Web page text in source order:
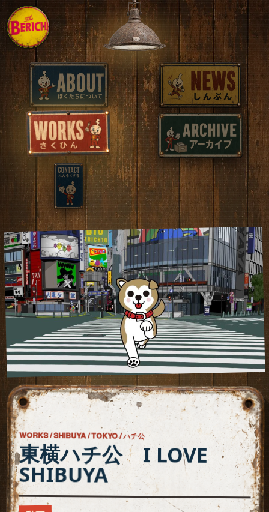
WORKS / SHIBUYA / TOKYO / ハチ公
東横ハチ公 I LOVE
SHIBUYA